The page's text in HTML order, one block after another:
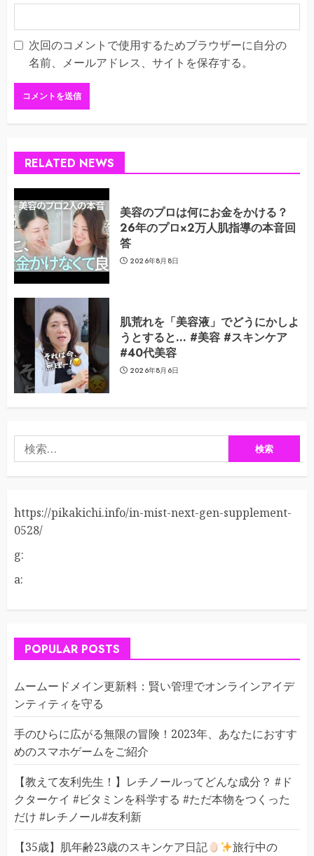
次回のコメントで使用するためブラウザーに自分の
名前、メールアドレス、サイトを保存する。
RELATED NEWS
美容のプロは何にお金をかける？
26年のプロ×2万人肌指導の本音回
答
2026年8月8日
肌荒れを「美容液」でどうにかしよ
うとすると… #美容 #スキンケア
#40代美容
2026年8月6日
索:
https://pikakichi.info/in-mist-next-gen-supplement-
0528/
g:
a:
POPULAR POSTS
ムームードメイン更新料：賢い管理でオンラインアイデ
ンティティを守る
手のひらに広がる無限の冒険！2023年、あなたにおすす
めのスマホゲームをご紹介
【教えて友利先生！】レチノールってどんな成分？ #ド
クターケイ #ビタミンを科学する #ただ本物をつくった
だけ #レチノール#友利新
【35歳】肌年齢23歳のスキンケア日記
旅行中の